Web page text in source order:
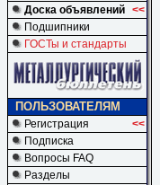
Доска объявлений <<
Подшипники
ГОСТы и стандарты
ПОЛЬЗОВАТЕЛЯМ
Регистрация
<<
Подписка
Вопросы FAQ
Разделы